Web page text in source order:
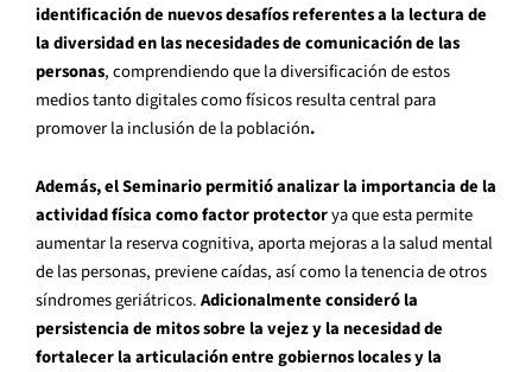
identificación de nuevos desafíos referentes a la lectura de
la diversidad en las necesidades de comunicación de las
personas, comprendiendo que la diversificación de estos
medios tanto digitales como físicos resulta central para
promover la inclusión de la población.
Además, el Seminario permitió analizar la importancia de la
actividad física como factor protectorya que esta permite
aumentar la reserva cognitiva, aporta mejoras a la salud mental
de las personas, previene caídas, así como la tenencia de otros
síndromes geriátricos.Adicionalmente consideró la
persistencia de mitos sobre la vejez y la necesidad de
fortalecer la articulación entre gobiernos locales y la